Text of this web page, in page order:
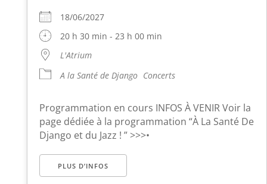
18/06/2027
20 h 30 min - 23 h 00 min
L'Atrium
A la Santé de Django Concerts
Programmation en cours INFOS À VENIR Voir la
page dédiée à la programmation “À La Santé De
Django et du Jazz ! ” >>>•
PLUS D’INFOS